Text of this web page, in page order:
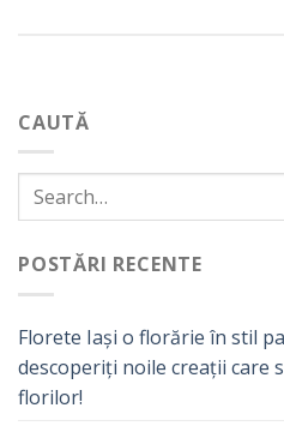
CAUTĂ
POSTĂRI RECENTE
Florete Iași o florărie în stil
descoperiți noile creații care
florilor!